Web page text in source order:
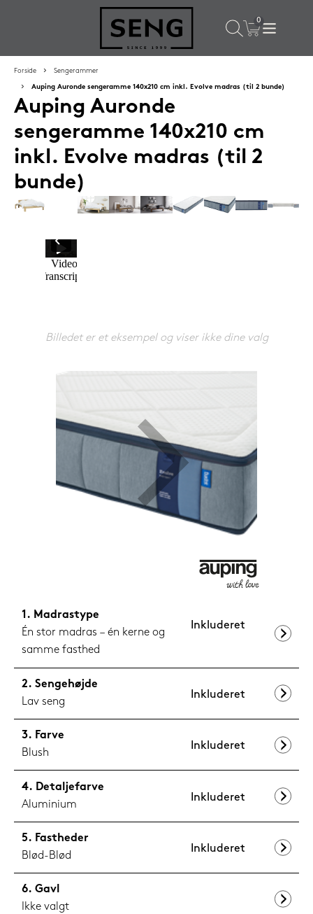
Silvana Support hovedpude 50x65 cm Saphir (orange)
Forside Sengerammer
Auping Auronde sengeramme 140x210 cm inkl. Evolve madras (til 2 bunde)
Auping Auronde
sengeramme 140x210 cm
inkl. Evolve madras (til 2
bunde)
Billedet er et eksempel og viser ikke dine valg
Madrastype
Én stor madras – én kerne og
samme fasthed
Inkluderet
Sengehøjde
Lav seng
Inkluderet
Farve
Blush
Inkluderet
Detaljefarve
Aluminium
Inkluderet
Fastheder
Blød-Blød
Inkluderet
Gavl
Ikke valgt